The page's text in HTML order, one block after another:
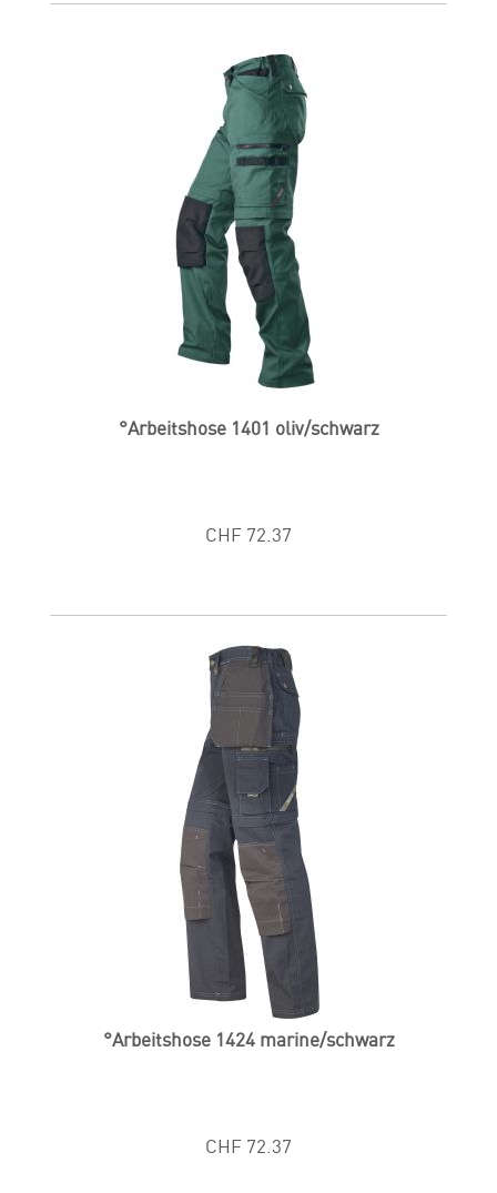
°Arbeitshose 1401 oliv/schwarz
CHF 72.37
°Arbeitshose 1424 marine/schwarz
CHF 72.37